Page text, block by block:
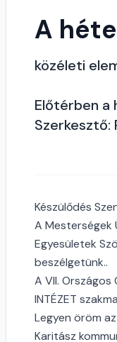
A
közéleti
Előtérben a
Szerkesztő:
Készülődés
A Mesterségek
Egyesületek
beszélgetünk..
A VII.
INTÉZET
Legyen öröm
Karitász